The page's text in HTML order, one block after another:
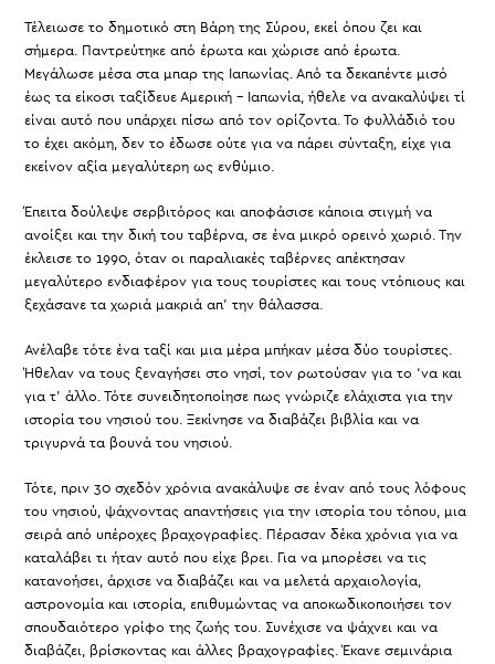
Τέλειωσε το δημοτικό στη Βάρη της Σύρου, εκεί όπου ζει και
σήμερα. Παντρεύτηκε από έρωτα και χώρισε από έρωτα.
Μεγάλωσε μέσα στα μπαρ της Ιαπωνίας. Από τα δεκαπέντε μισό
έως τα είκοσι ταξίδευε Αμερική – Ιαπωνία, ήθελε να ανακαλύψει τί
είναι αυτό που υπάρχει πίσω από τον ορίζοντα. Το φυλλάδιό του
το έχει ακόμη, δεν το έδωσε ούτε για να πάρει σύνταξη, είχε για
εκείνον αξία μεγαλύτερη ως ενθύμιο.
Έπειτα δούλεψε σερβιτόρος και αποφάσισε κάποια στιγμή να
ανοίξει και την δική του ταβέρνα, σε ένα μικρό ορεινό χωριό. Την
έκλεισε το 1990, όταν οι παραλιακές ταβέρνες απέκτησαν
μεγαλύτερο ενδιαφέρον για τους τουρίστες και τους ντόπιους και
ξεχάσανε τα χωριά μακριά απ’ την θάλασσα.
Ανέλαβε τότε ένα ταξί και μια μέρα μπήκαν μέσα δύο τουρίστες.
Ήθελαν να τους ξεναγήσει στο νησί, τον ρωτούσαν για το ‘να και
για τ’ άλλο. Τότε συνειδητοποίησε πως γνώριζε ελάχιστα για την
ιστορία του νησιού του. Ξεκίνησε να διαβάζει βιβλία και να
τριγυρνά τα βουνά του νησιού.
Τότε, πριν 30 σχεδόν χρόνια ανακάλυψε σε έναν από τους λόφους
του νησιού, ψάχνοντας απαντήσεις για την ιστορία του τόπου, μια
σειρά από υπέροχες βραχογραφίες. Πέρασαν δέκα χρόνια για να
καταλάβει τι ήταν αυτό που είχε βρει. Για να μπορέσει να τις
κατανοήσει, άρχισε να διαβάζει και να μελετά αρχαιολογία,
αστρονομία και ιστορία, επιθυμώντας να αποκωδικοποιήσει τον
σπουδαιότερο γρίφο της ζωής του. Συνέχισε να ψάχνει και να
διαβάζει, βρίσκοντας και άλλες βραχογραφίες. Έκανε σεμινάρια